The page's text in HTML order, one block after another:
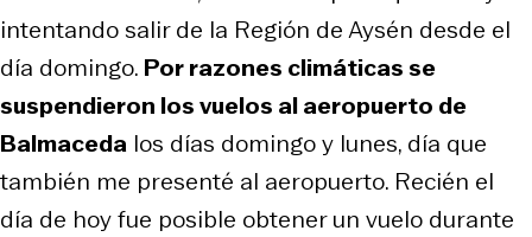
intentando salir de la Región de Aysén desde el
día domingo. Por razones climáticas se
suspendieron los vuelos al aeropuerto de
Balmaceda los días domingo y lunes, día que
también me presenté al aeropuerto. Recién el
día de hoy fue posible obtener un vuelo durante